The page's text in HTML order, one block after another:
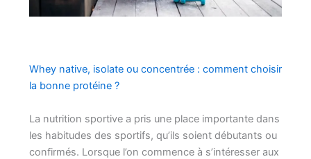
Whey native, isolate ou concentrée : comment choisir
la bonne protéine ?
La nutrition sportive a pris une place importante dans
les habitudes des sportifs, qu’ils soient débutants ou
confirmés. Lorsque l’on commence à s’intéresser aux